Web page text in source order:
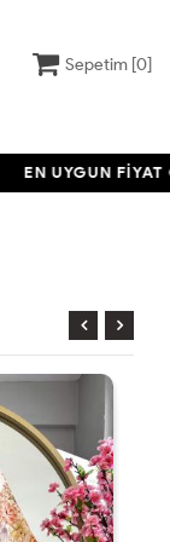
Sepetim [0]
EN UYGUN FİYAT